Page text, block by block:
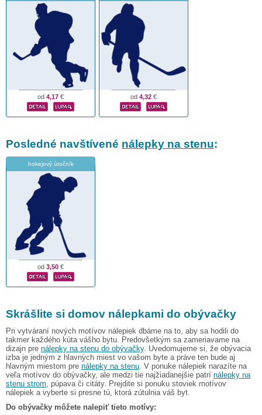
od 4,17 € od 4,32 €
Posledné navštívené nálepky na stenu:
hokejový útočník
od 3,50 €
Skrášlite si domov nálepkami do obývačky
Pri vytváraní nových motívov nálepiek dbáme na to, aby sa hodili do
takmer každého kúta vášho bytu. Predovšetkým sa zameriavame na
dizajn pre nálepky na stenu do obývačky. Uvedomujeme si, že obývacia
izba je jedným z hlavných miest vo vašom byte a práve ten bude aj
hlavným miestom pre nálepky na stenu . V ponuke nálepiek narazíte na
veľa motívov do obývačky, ale medzi tie najžiadanejšie patrí nálepky na
stenu strom , púpava či citáty. Prejdite si ponuku stoviek motívov
nálepiek a vyberte si presne tú, ktorá zútulnia váš byt.
Do obývačky môžete nalepiť tieto motívy: